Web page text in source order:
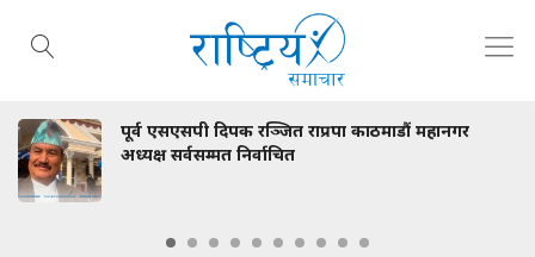
पूर्व एसएसपी दिपक रञ्जित राप्रपा काठमाडौं महानगर
अध्यक्ष सर्वसम्मत निर्वाचित